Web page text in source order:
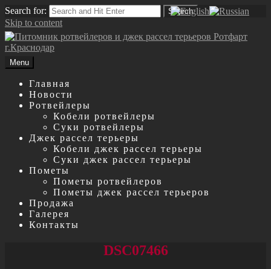
Search for: Search
Skip to content
Menu
Главная
Новости
Ротвейлеры
Кобели ротвейлеры
Суки ротвейлеры
Джек рассел терьеры
Кобели джек рассел терьеры
Суки джек рассел терьеры
Пометы
Пометы ротвейлеров
Пометы джек рассел терьеров
Продажа
Галерея
Контакты
DSC07466